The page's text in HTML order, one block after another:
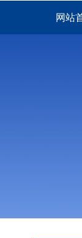
网站